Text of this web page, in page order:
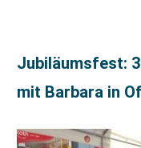
Jubiläumsfest:
mit Barbara in